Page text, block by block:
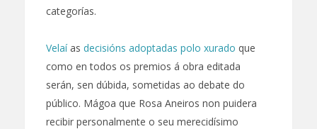
categorías.
Velaías decisións adoptadas polo xurado que
como en todos os premios á obra editada
serán, sen dúbida, sometidas ao debate do
público. Mágoa que Rosa Aneiros non puidera
recibir personalmente o seu merecidísimo